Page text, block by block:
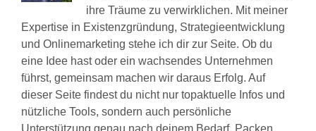
ihre Träume zu verwirklichen. Mit meiner
Expertise in Existenzgründung, Strategieentwicklung
und Onlinemarketing stehe ich dir zur Seite. Ob du
eine Idee hast oder ein wachsendes Unternehmen
führst, gemeinsam machen wir daraus Erfolg. Auf
dieser Seite findest du nicht nur topaktuelle Infos und
nützliche Tools, sondern auch persönliche
Unterstützung genau nach deinem Bedarf. Packen